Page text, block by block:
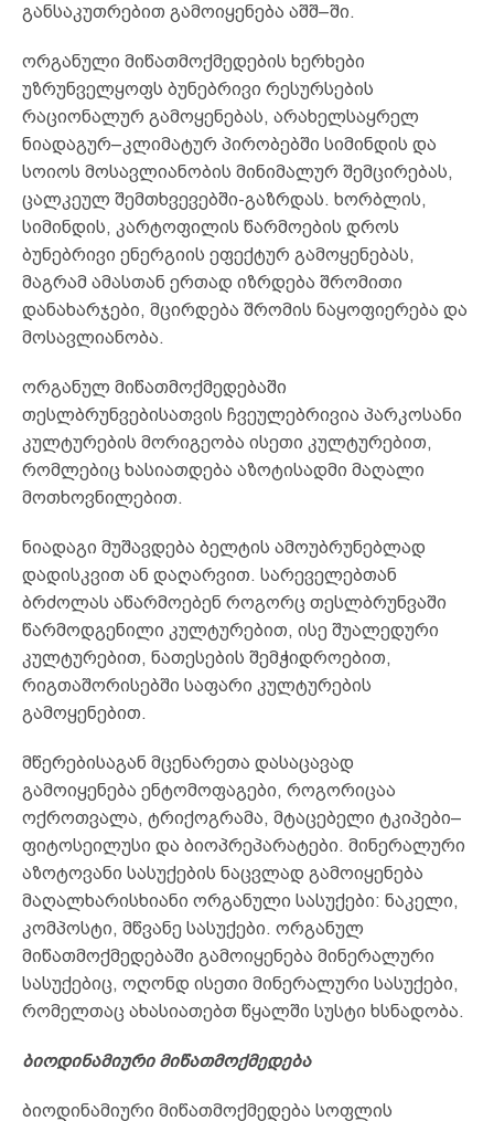
განსაკუთრებით გამოიყენება აშშ–ში.
ორგანული მიწათმოქმედების ხერხები
უზრუნველყოფს ბუნებრივი რესურსების
რაციონალურ გამოყენებას, არახელსაყრელ
ნიადაგურ–კლიმატურ პირობებში სიმინდის და
სოიოს მოსავლიანობის მინიმალურ შემცირებას,
ცალკეულ შემთხვევებში-გაზრდას. ხორბლის,
სიმინდის, კარტოფილის წარმოების დროს
ბუნებრივი ენერგიის ეფექტურ გამოყენებას,
მაგრამ ამასთან ერთად იზრდება შრომითი
დანახარჯები, მცირდება შრომის ნაყოფიერება და
მოსავლიანობა.
ორგანულ მიწათმოქმედებაში
თესლბრუნვებისათვის ჩვეულებრივია პარკოსანი
კულტურების მორიგეობა ისეთი კულტურებით,
რომლებიც ხასიათდება აზოტისადმი მაღალი
მოთხოვნილებით.
ნიადაგი მუშავდება ბელტის ამოუბრუნებლად
დადისკვით ან დაღარვით. სარეველებთან
ბრძოლას აწარმოებენ როგორც თესლბრუნვაში
წარმოდგენილი კულტურებით, ისე შუალედური
კულტურებით, ნათესების შემჭიდროებით,
რიგთაშორისებში საფარი კულტურების
გამოყენებით.
მწერებისაგან მცენარეთა დასაცავად
გამოიყენება ენტომოფაგები, როგორიცაა
ოქროთვალა, ტრიქოგრამა, მტაცებელი ტკიპები–
ფიტოსეილუსი და ბიოპრეპარატები. მინერალური
აზოტოვანი სასუქების ნაცვლად გამოიყენება
მაღალხარისხიანი ორგანული სასუქები: ნაკელი,
კომპოსტი, მწვანე სასუქები. ორგანულ
მიწათმოქმედებაში გამოიყენება მინერალური
სასუქებიც, ოღონდ ისეთი მინერალური სასუქები,
რომელთაც ახასიათებთ წყალში სუსტი ხსნადობა.
ბიოდინამიური მიწათმოქმედება
ბიოდინამიური მიწათმოქმედება სოფლის